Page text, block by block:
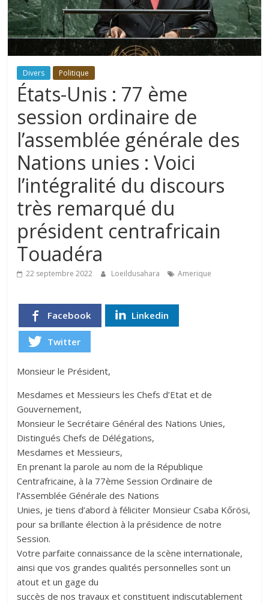
Divers Politique
États-Unis : 77 ème
session ordinaire de
l’assemblée générale des
Nations unies : Voici
l’intégralité du discours
très remarqué du
président centrafricain
Touadéra
22 septembre 2022 Loeildusahara Amerique
Facebook Linkedin
Twitter
Monsieur le Président,
Mesdames et Messieurs les Chefs d’Etat et de
Gouvernement,
Monsieur le Secrétaire Général des Nations Unies,
Distingués Chefs de Délégations,
Mesdames et Messieurs,
En prenant la parole au nom de la République
Centrafricaine, à la 77ème Session Ordinaire de
l’Assemblée Générale des Nations
Unies, je tiens d’abord à féliciter Monsieur Csaba Kőrösi,
pour sa brillante élection à la présidence de notre
Session.
Votre parfaite connaissance de la scène internationale,
ainsi que vos grandes qualités personnelles sont un
atout et un gage du
succès de nos travaux et constituent indiscutablement